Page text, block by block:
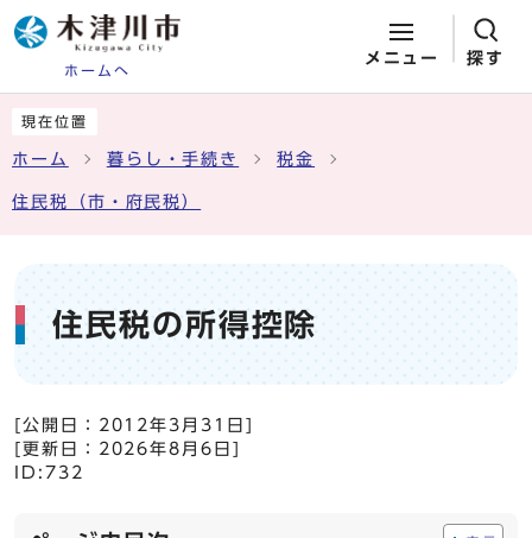
ホームへ
メニュー 探す
現在位置
ホーム 暮らし・手続き 税金
住民税（市・府民税）
住民税の所得控除
[公開日： 2012年3月31日
[更新日： 2026年8月6日
ID:732